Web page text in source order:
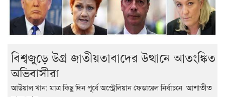
বিশ্বজুড়ে উগ্র জাতীয়তাবাদের উত্থানে আতংঙ্কিত
অভিবাসীরা
আউয়াল খান: মাত্র কিছু দিন পূর্বে অস্ট্রেলিয়ান ফেডারেল নির্বাচনে আশাতীত